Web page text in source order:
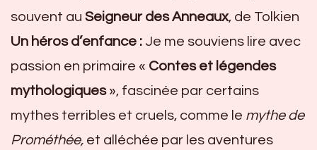
souvent au Seigneur des Anneaux, de Tolkien
Un héros d’enfance : Je me souviens lire avec
passion en primaire « Contes et légendes
mythologiques », fascinée par certains
mythes terribles et cruels, comme le mythe de
Prométhée, et alléchée par les aventures